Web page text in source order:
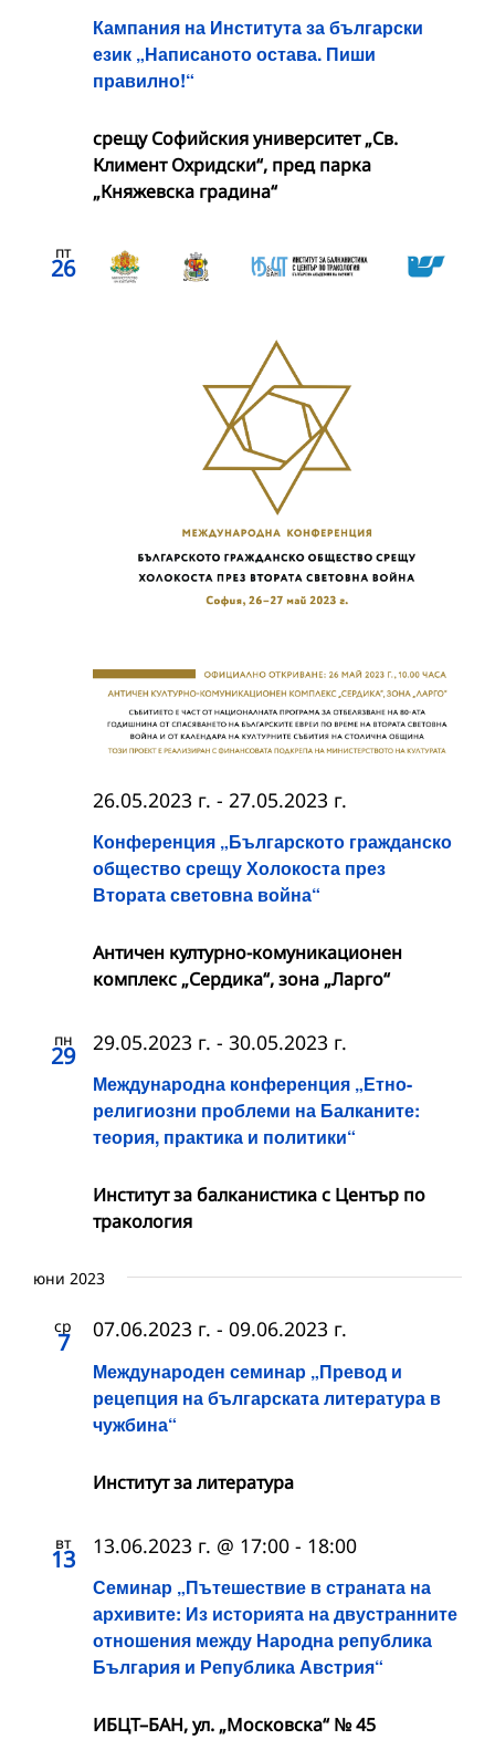
Кампания на Института за български
език „Написаното остава. Пиши
правилно!“
срещу Софийския университет „Св.
Климент Охридски“, пред парка
„Княжевска градина“
пт
26
Конференция „Българското гражданско
общество срещу Холокоста през
Втората световна война“
26.05.2023 г. - 27.05.2023 г.
Античен културно-комуникационен
комплекс „Сердика“, зона „Ларго“
пн
29
Международна конференция „Етно-
религиозни проблеми на Балканите:
теория, практика и политики“
29.05.2023 г. - 30.05.2023 г.
Институт за балканистика с Център по
тракология
юни 2023
ср
7
Международен семинар „Превод и
рецепция на българската литература в
чужбина“
07.06.2023 г. - 09.06.2023 г.
Институт за литература
вт
13
Семинар „Пътешествие в страната на
архивите: Из историята на двустранните
отношения между Народна република
България и Република Австрия“
13.06.2023 г. @ 17:00 - 18:00
ИБЦТ–БАН, ул. „Московска“ № 45